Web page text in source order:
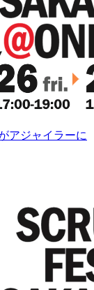
アジャイラーに